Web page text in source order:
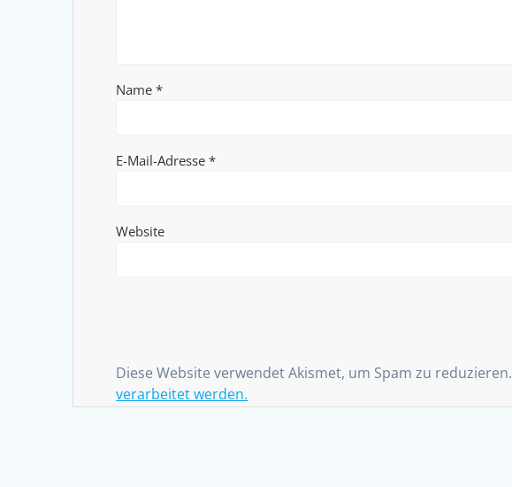
Name*
E-Mail-Adresse*
Website
Diese Website verwendet Akismet, um Spam zu reduzieren.
verarbeitet werden.